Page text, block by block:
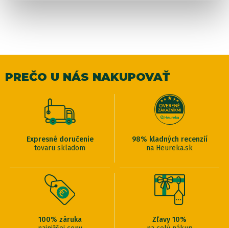
PREČO U NÁS NAKUPOVAŤ
Expresné doručenie
tovaru skladom
98% kladných recenzií
na Heureka.sk
100% záruka
Zľavy 10%